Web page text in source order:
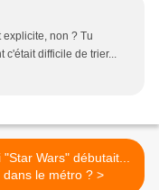
explicite, non ? Tu
c'était difficile de trier...
"Star Wars" débutait...
dans le métro ? >